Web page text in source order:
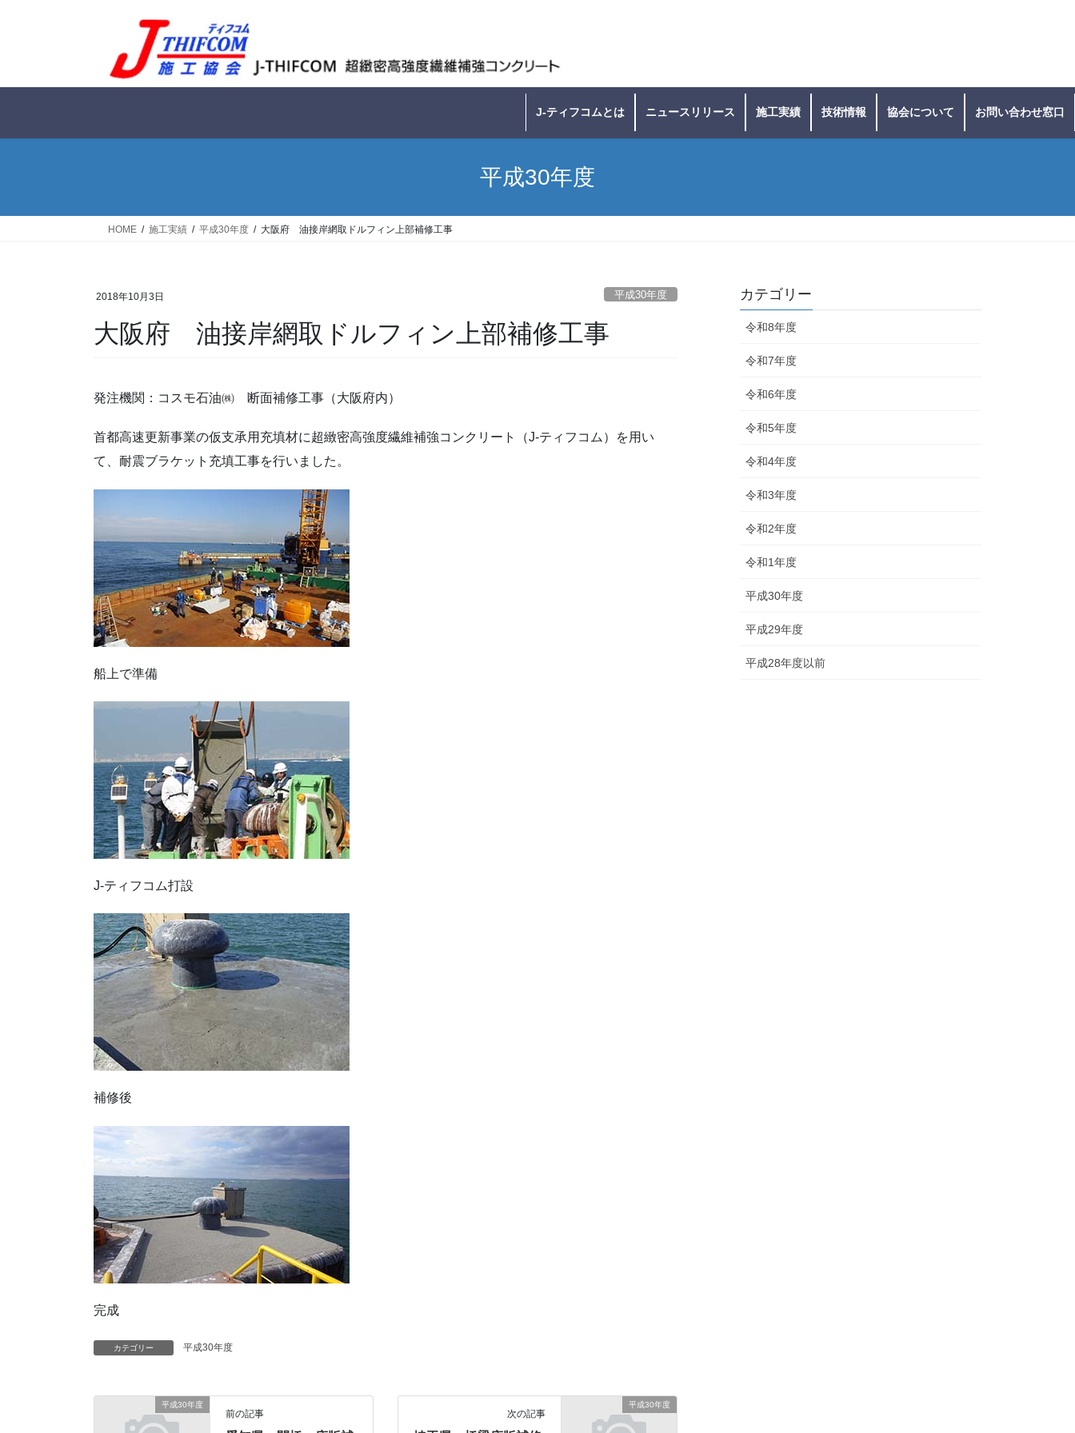
ツ
キ
シ
に
J-ティフコムとは ニュースリリース 施工実績 技術情報 協会について お問い合わせ窓口
平成30年度
HOME 施工実績 平成30年度 大阪府 油接岸網取ドルフィン上部補修工事
2018年10月3日 平成30年度
大阪府 油接岸網取ドルフィン上部補修工事
発注機関：コスモ石油㈱ 断面補修工事（大阪府内）
首都高速更新事業の仮支承用充填材に超緻密高強度繊維補強コンクリート（J-ティフコム）を用い
て、耐震ブラケット充填工事を行いました。
船上で準備
J-ティフコム打設
補修後
完成
カテゴリー 平成30年度
平成30年度
前の記事
平成30年度
次の記事
カテゴリー
令和8年度
令和7年度
令和6年度
令和5年度
令和4年度
令和3年度
令和2年度
令和1年度
平成30年度
平成29年度
平成28年度以前